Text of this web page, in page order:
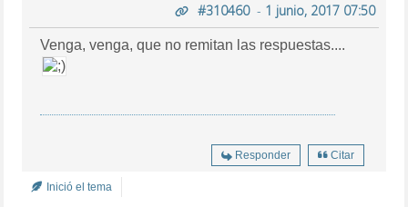
#310460- 1 junio, 2017 07:50
Venga, venga, que no remitan las respuestas....
Responder Citar
Inició el tema